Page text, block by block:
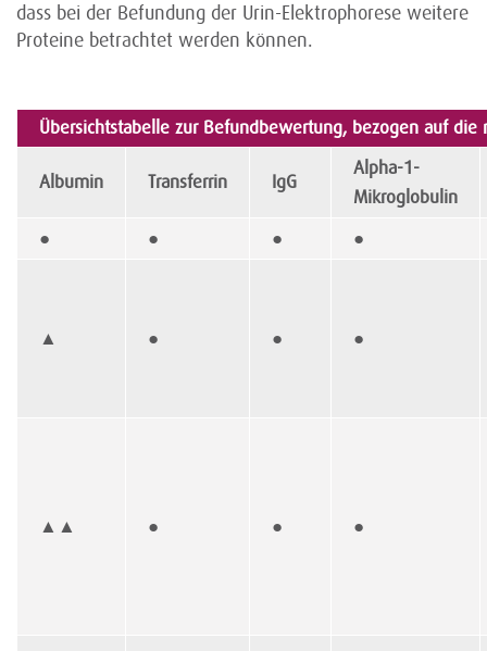
dass bei der Befundung der Urin-Elektrophorese weitere
Proteine betrachtet werden können.
Übersichtstabelle zur Befundbewertung, bezogen auf die
Albumin Transferrin IgG
Alpha-1-
Mikroglobulin
●
● ● ●
▲ ● ● ●
▲▲ ● ● ●